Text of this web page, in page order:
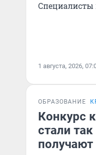
Специалисты
1 августа, 2026,
ОБРАЗОВАНИЕ
Конкурс
стали